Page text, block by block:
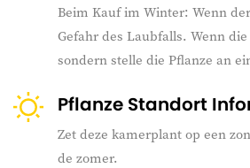
Beim Kauf im Winter: Wenn
Gefahr des Laubfalls. Wenn
sondern stelle die Pflanze an
Pflanze Standort
Zet deze kamerplant op een
de zomer.